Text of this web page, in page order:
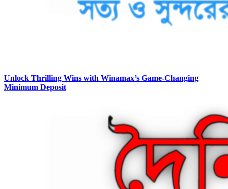
Unlock Thrilling Wins with Winamax’s Game-Changing
Minimum Deposit